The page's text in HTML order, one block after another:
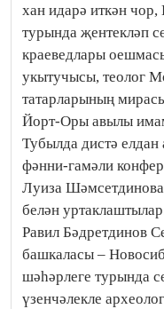
хан идарә иткән
турында җентекләп
краеведлары
укытучысы, теолог
татарларының
Йорт-Оры авылы
Тубылда дистә
фәнни-гамәли
Луиза
белән
Равил Бәдретдинов
башкаласы –
шәһәрлеге турында
үзенчәлекле